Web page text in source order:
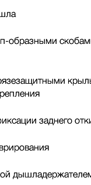
образными
заднего
дышла